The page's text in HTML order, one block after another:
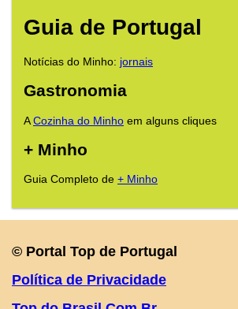
Guia de Portugal
Notícias do Minho: jornais
Gastronomia
ACozinha do Minho em alguns cliques
+ Minho
Guia Completo de + Minho
© Portal Top de Portugal
Política de Privacidade